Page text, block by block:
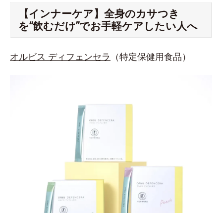
【インナーケア】全身のカサつき
を“飲むだけ”でお手軽ケアしたい人へ
オルビス ディフェンセラ （特定保健用食品）